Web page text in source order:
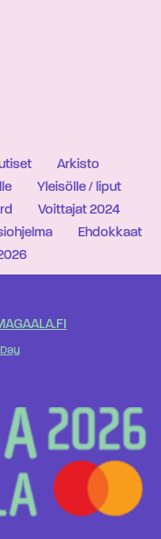
Arkisto
Yleisölle / liput
Voittajat 2024
Ehdokkaat